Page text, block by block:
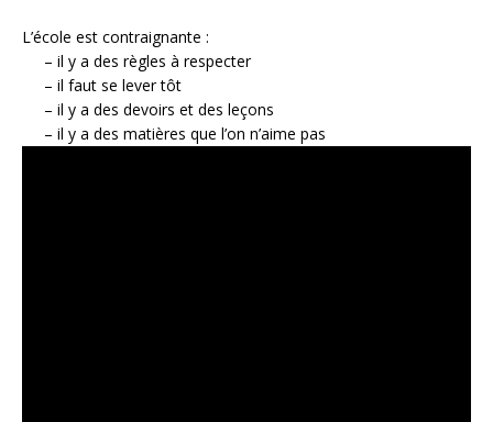
L’école est contraignante :
– il y a des règles à respecter
– il faut se lever tôt
– il y a des devoirs et des leçons
– il y a des matières que l’on n’aime pas